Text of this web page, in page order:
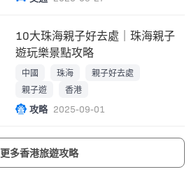
10大珠海親子好去處｜珠海親子
遊玩樂景點攻略
中國 珠海
親子好去處
親子遊
香港
攻略 2025-09-01
更多香港旅遊攻略